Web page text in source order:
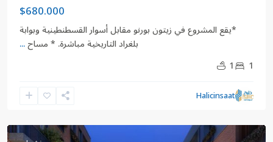
$680.000
*يقع المشروع في زيتون بورنو مقابل أسوار القسطنطينية وبوابة
بلغراد التاريخية مباشرة. * مساح...
1
1
Halicinsaat
كيزليسمي
زيتون